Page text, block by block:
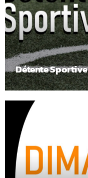
Détente Sportive